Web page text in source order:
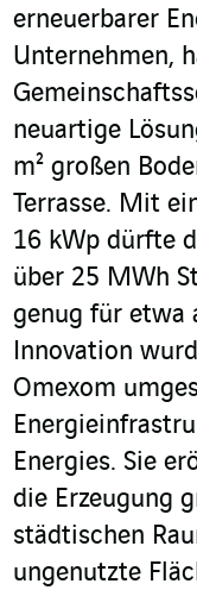
erneuerbarer
Unternehmen,
neuartige
m² großen
Terrasse. Mit
16 kWp dürfte
über 25 MWh
genug für etwa
Innovation
Omexom
Energies. Sie
die Erzeugung
städtischen
ungenutzte